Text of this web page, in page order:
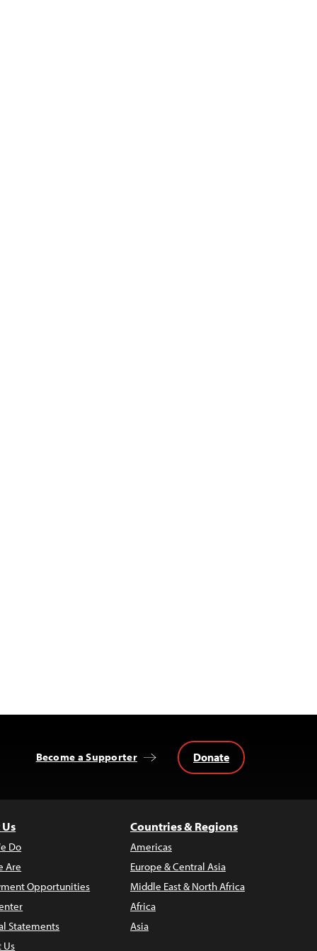
Become a Supporter Donate
Do
Are
Opportunities
Statements
Us
Countries & Regions
Americas
Europe & Central Asia
Middle East & North Africa
Africa
Asia